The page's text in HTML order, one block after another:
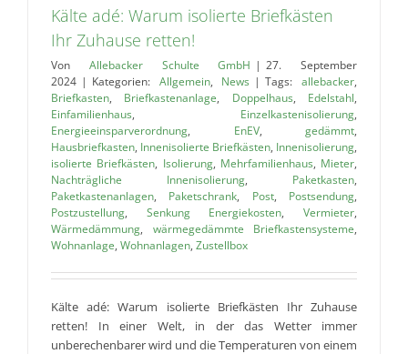
Kälte adé: Warum isolierte Briefkästen
Ihr Zuhause retten!
Von Allebacker Schulte GmbH | 27. September
2024 | Kategorien: Allgemein, News | Tags:allebacker,
Briefkasten, Briefkastenanlage, Doppelhaus, Edelstahl,
Einfamilienhaus, Einzelkastenisolierung,
Energieeinsparverordnung, EnEV, gedämmt,
Hausbriefkasten, Innenisolierte Briefkästen, Innenisolierung,
isolierte Briefkästen, Isolierung, Mehrfamilienhaus, Mieter,
Nachträgliche Innenisolierung, Paketkasten,
Paketkastenanlagen, Paketschrank, Post, Postsendung,
Postzustellung, Senkung Energiekosten,Vermieter,
Wärmedämmung, wärmegedämmte Briefkastensysteme,
Wohnanlage, Wohnanlagen, Zustellbox
Kälte adé: Warum isolierte Briefkästen Ihr Zuhause
retten! In einer Welt, in der das Wetter immer
unberechenbarer wird und die Temperaturen von einem